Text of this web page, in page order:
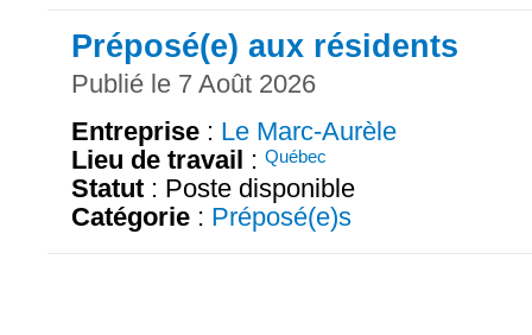
Préposé(e) aux résidents
Publié le 7 Août 2026
Entreprise : Le Marc-Aurèle
Lieu de travail : Québec
Statut : Poste disponible
Catégorie : Préposé(e)s